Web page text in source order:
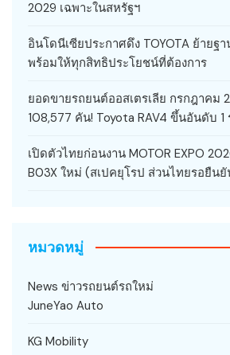
2029 เฉพาะในสหรัฐฯ
อินโดนีเซียประกาศดึง TOYOTA ย้ายฐ
พร้อมให้ทุกสิทธิประโยชน์ที่ต้องการ
ยอดขายรถยนต์ออสเตรเลีย กรกฎาคม
108,577 คัน! Toyota RAV4 ขึ้นอันดับ 1
เปิดตัวไทยก่อนงาน MOTOR EXPO
B03X ใหม่ (สเปคยุโรป ส่วนไทยรอยืน
หมวดหมู่
News ข่าวรถยนต์รถใหม่
JuneYao Auto
KG Mobility